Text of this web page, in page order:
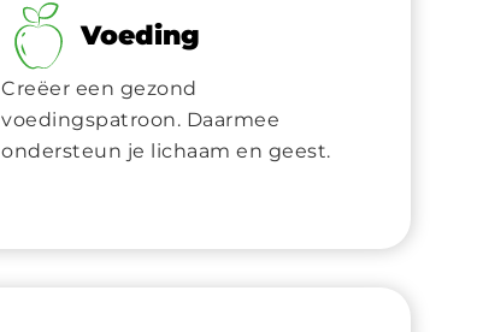
Voeding
Creëer een gezond
voedingspatroon. Daarmee
ondersteun je lichaam en geest.